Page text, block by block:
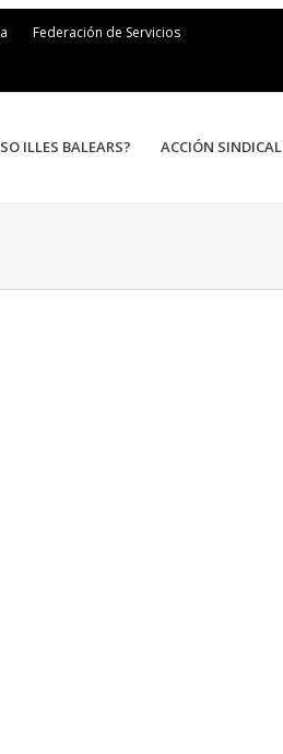
Federación de Servicios
ILLES BALEARS? ACCIÓN SINDICAL